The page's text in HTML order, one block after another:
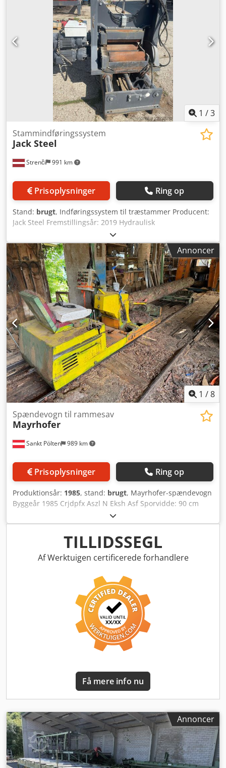
1 /3
Strenči 991 km
Stammindføringssystem
Jack Steel
Prisoplysninger Ring op
Stand: brugt, Indføringssystem til træstammer Producent:
Jack Steel Fremstillingsår: 2019 Hydraulisk
indføringssystem til træstammer Dobbeltkæde-transportør
Elektrisk styresystem Crodpszmf I Rjfx Ah Aef Velegnet til
indføring af træstammer til savværk eller sorteringsanlæg.
Annoncer
1 /8
Sankt Pölten 989 km
Spændevogn til rammesav
Mayrhofer
Prisoplysninger Ring op
Produktionsår: 1985, stand: brugt, Mayrhofer-spændevogn
Byggeår 1985 Crjdpfx Aszl N Eksh Asf Sporvidde: 90 cm
inklusive hjælpevogn tilgængelig med det samme – fuldt
funktionsdygtig, men bør efterses/renoveres Placering:
Østrig, i nærheden af St. Pölten
TILLIDSSEGL
Af Werktuigen certificerede forhandlere
Få mere info nu
Annoncer